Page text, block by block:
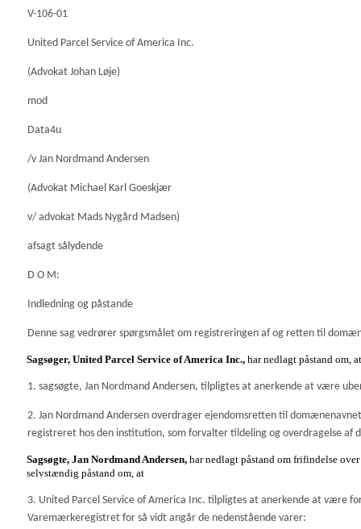
V-106-01
United Parcel Service of America Inc.
(Advokat Johan Løje)
mod
Data4u
/v Jan Nordmand Andersen
(Advokat Michael Karl Goeskjær
v/ advokat Mads Nygård Madsen)
afsagt sålydende
D O M:
Indledning og påstande
Denne sag vedrører spørgsmålet om registreringen af og retten til
Sagsøger, United Parcel Service of America Inc., har nedlagt påstand om, at
1. sagsøgte, Jan Nordmand Andersen, tilpligtes at anerkende at være
2. Jan Nordmand Andersen overdrager ejendomsretten til
registreret hos den institution, som forvalter tildeling og overdragelse af
Sagsøgte, Jan Nordmand Andersen, har nedlagt påstand om frifindelse
selvstændig påstand om, at
3. United Parcel Service of America Inc. tilpligtes at anerkende at
Varemærkeregistret for så vidt angår de nedenstående varer: